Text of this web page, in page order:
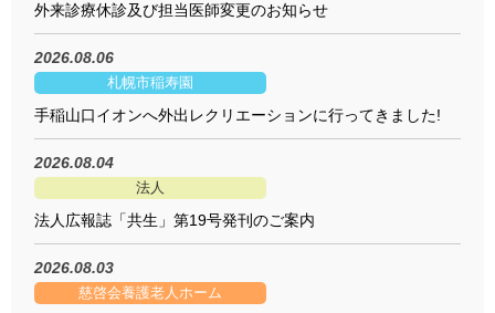
外来診療休診及び担当医師変更のお知らせ
2026.08.06
札幌市稲寿園
手稲山口イオンへ外出レクリエーションに行ってきました!
2026.08.04
法人
法人広報誌「共生」第19号発刊のご案内
2026.08.03
慈啓会養護老人ホーム